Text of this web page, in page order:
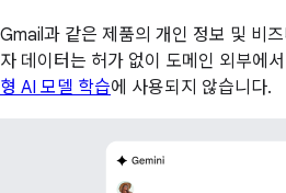
Gmail과 같은 제품의 개인 정보 및 비
자 데이터는 허가 없이 도메인 외부에
형 AI 모델 학습에 사용되지 않습니다.